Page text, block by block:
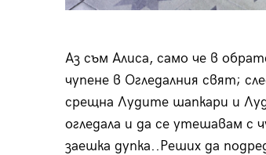
Аз съм Алиса, само че в
чупене в Огледалния свят;
срещна Лудите шапкари и
огледала и да се утешавам с
заешка дупка..Реших да